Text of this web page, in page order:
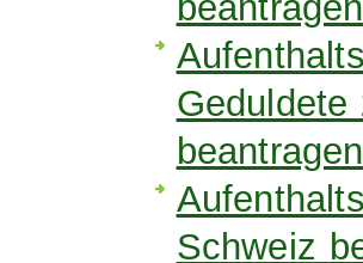
beantragen
Schweiz